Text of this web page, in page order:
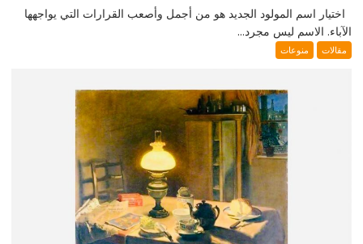
اختيار اسم المولود الجديد هو من أجمل وأصعب القرارات التي يواجهها
الآباء. الاسم ليس مجرد...
مقالات منوعات